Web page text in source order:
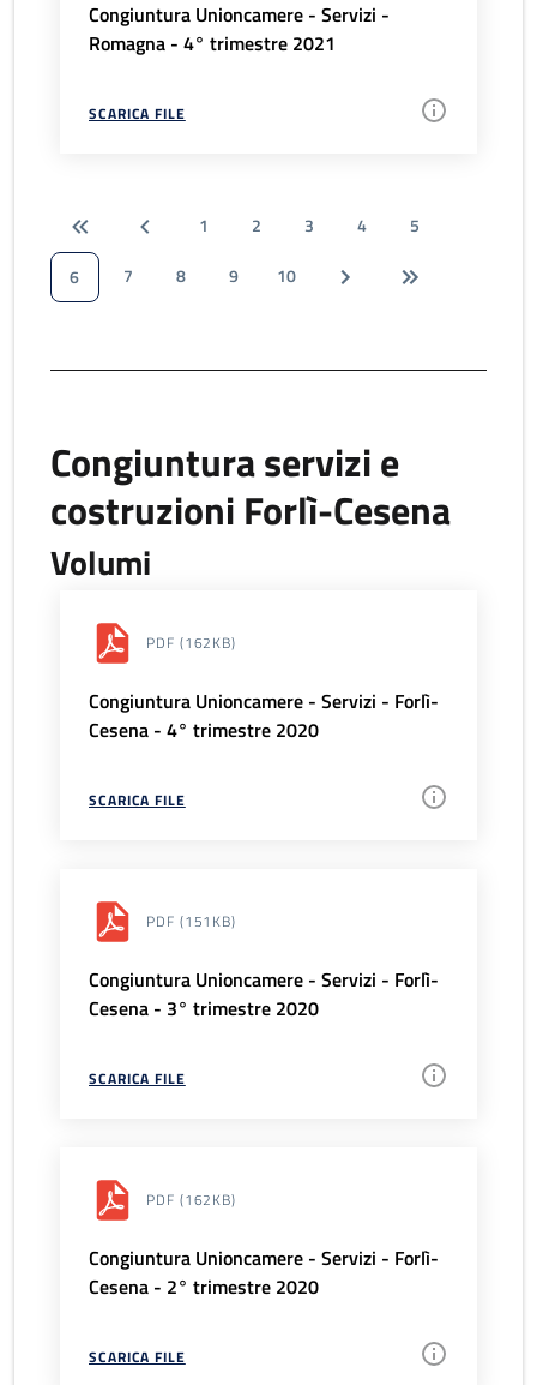
Congiuntura Unioncamere - Servizi -
Romagna - 4° trimestre 2021
SCARICA FILE
1 2 3 4
5
6
7 8 9 10
Congiuntura servizi e
costruzioni Forlì-Cesena
Volumi
PDF (162KB)
Congiuntura Unioncamere - Servizi - Forlì-
Cesena - 4° trimestre 2020
SCARICA FILE
PDF (151KB)
Congiuntura Unioncamere - Servizi - Forlì-
Cesena - 3° trimestre 2020
SCARICA FILE
PDF (162KB)
Congiuntura Unioncamere - Servizi - Forlì-
Cesena - 2° trimestre 2020
SCARICA FILE